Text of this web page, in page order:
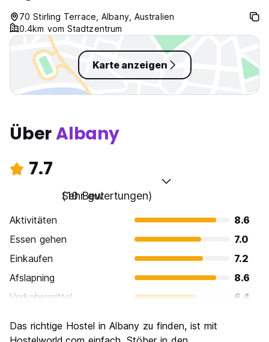
70 Stirling Terrace, Albany, Australien
0.4km vom Stadtzentrum
Karte anzeigen
ÜberAlbany
7.7
Sehr gut
(10 Bewertungen)
Aktivitäten
8.6
Essen gehen
7.0
Einkaufen
7.2
Afslapning
8.6
Verkehrsmittel
6.4
Kultur
Das richtige Hostel in Albany zu finden, ist mit